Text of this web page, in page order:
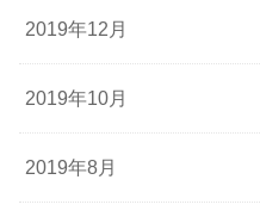
2019年12月
2019年10月
2019年8月